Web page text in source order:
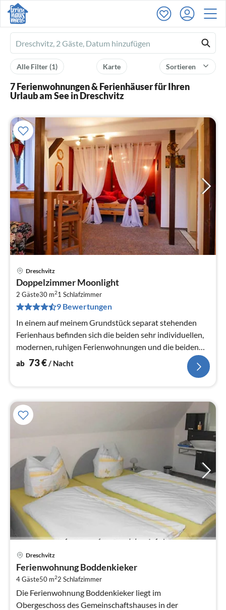
Ferienhausmiete
logo
Sortieren
Karte
Alle Filter(1)
7 Ferienwohnungen & Ferienhäuser für Ihren
Urlaub am See in Dreschvitz
Dreschvitz
Doppelzimmer Moonlight
2 Gäste30 m21 Schlafzimmer
9 Bewertungen
In einem auf meinem Grundstück separat stehenden
Ferienhaus befinden sich die beiden sehr individuellen,
modernen, ruhigen Ferienwohnungen und die beiden
romantischen Doppelzimmer.
ab 73€/ Nacht
Dreschvitz
Ferienwohnung Boddenkieker
4 Gäste50 m22 Schlafzimmer
Die Ferienwohnung Boddenkieker liegt im
Obergeschoss des Gemeinschaftshauses in der